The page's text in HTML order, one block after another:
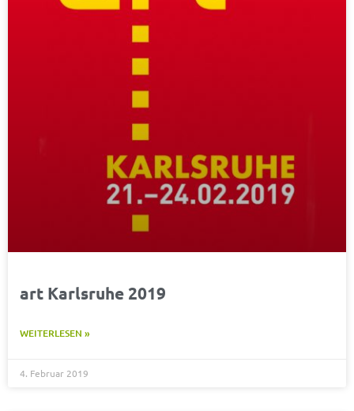
art Karlsruhe 2019
WEITERLESEN »
4. Februar 2019